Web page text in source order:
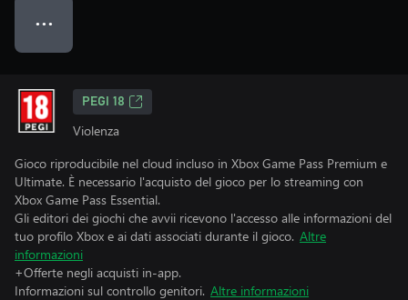
● ● ●
PEGI 18
Violenza
Gioco riproducibile nel cloud incluso in Xbox Game Pass Premium e
Ultimate. È necessario l'acquisto del gioco per lo streaming con
Xbox Game Pass Essential.
Gli editori dei giochi che avvii ricevono l'accesso alle informazioni del
tuo profilo Xbox e ai dati associati durante il gioco. Altre
informazioni
+Offerte negli acquisti in-app.
Informazioni sul controllo genitori. Altre informazioni